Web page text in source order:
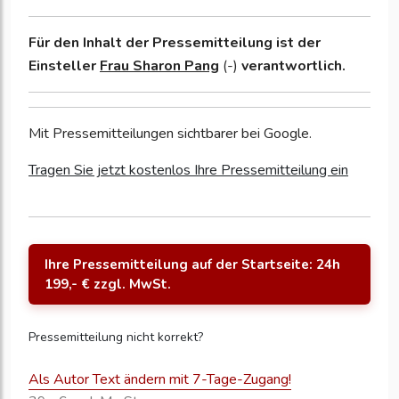
Für den Inhalt der Pressemitteilung ist der
Einsteller Frau Sharon Pang (-) verantwortlich.
Mit Pressemitteilungen sichtbarer bei Google.
Tragen Sie jetzt kostenlos Ihre Pressemitteilung ein
Ihre Pressemitteilung auf der Startseite: 24h
199,- € zzgl. MwSt.
Pressemitteilung nicht korrekt?
Als Autor Text ändern mit 7-Tage-Zugang!